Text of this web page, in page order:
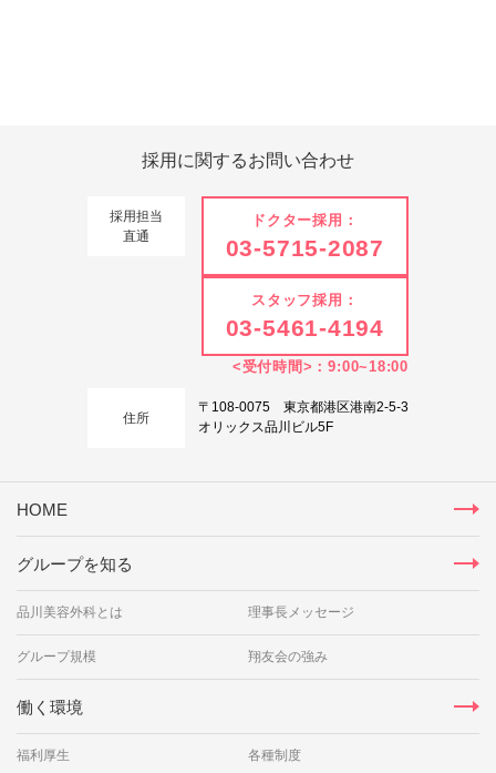
採用に関するお問い合わせ
採用担当
直通
ドクター採用：
03-5715-2087
スタッフ採用：
03-5461-4194
<受付時間>：9:00~18:00
住所
〒108-0075 東京都港区港南2-5-3
オリックス品川ビル5F
HOME
グループを知る
品川美容外科とは 理事長メッセージ
グループ規模 翔友会の強み
働く環境
福利厚生 各種制度